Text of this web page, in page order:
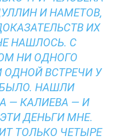
И НАМЕТОВ,
ИХ
НАШЛОСЬ. С
НИ ОДНОГО
ОДНОЙ ВСТРЕЧИ У
НАШЛИ
— КАЛИЕВА — И
ДЕНЬГИ МНЕ.
ТОЛЬКО ЧЕТЫРЕ